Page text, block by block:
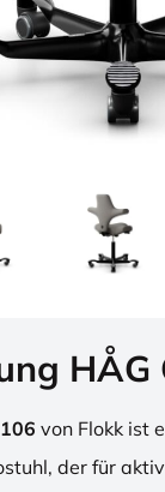
HÅG
von Flokk ist
der für